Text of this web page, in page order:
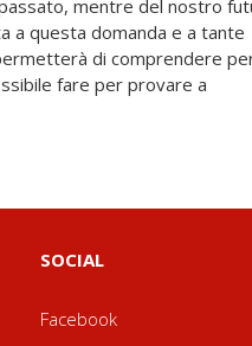
SOCIAL
Facebook